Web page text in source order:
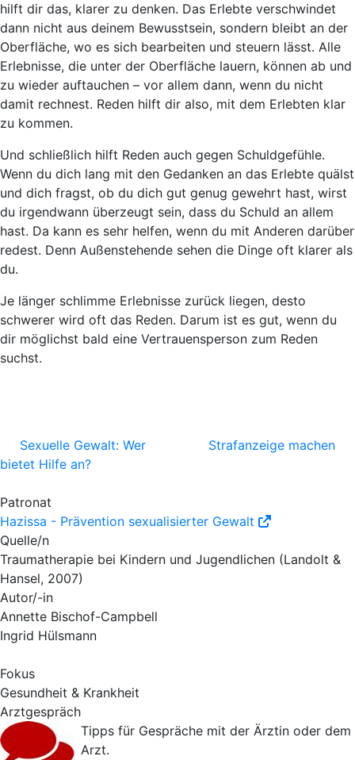
hilft dir das, klarer zu denken. Das Erlebte verschwindet
dann nicht aus deinem Bewusstsein, sondern bleibt an der
Oberfläche, wo es sich bearbeiten und steuern lässt. Alle
Erlebnisse, die unter der Oberfläche lauern, können ab und
zu wieder auftauchen – vor allem dann, wenn du nicht
damit rechnest. Reden hilft dir also, mit dem Erlebten klar
zu kommen.
Und schließlich hilft Reden auch gegen Schuldgefühle.
Wenn du dich lang mit den Gedanken an das Erlebte quälst
und dich fragst, ob du dich gut genug gewehrt hast, wirst
du irgendwann überzeugt sein, dass du Schuld an allem
hast. Da kann es sehr helfen, wenn du mit Anderen darüber
redest. Denn Außenstehende sehen die Dinge oft klarer als
du.
Je länger schlimme Erlebnisse zurück liegen, desto
schwerer wird oft das Reden. Darum ist es gut, wenn du
dir möglichst bald eine Vertrauensperson zum Reden
suchst.
Sexuelle Gewalt: Wer
bietet Hilfe an?
Strafanzeige machen
Patronat
Hazissa - Prävention sexualisierter Gewalt
Quelle/n
Traumatherapie bei Kindern und Jugendlichen (Landolt &
Hansel, 2007)
Autor/-in
Annette Bischof-Campbell
Ingrid Hülsmann
Fokus
Gesundheit & Krankheit
Arztgespräch
Tipps für Gespräche mit der Ärztin oder dem
Arzt.